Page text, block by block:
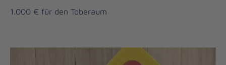
1.000 € für den Toberaum